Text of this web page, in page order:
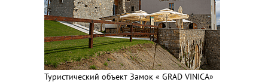
Туристический объект Замок « GRAD VINICA»